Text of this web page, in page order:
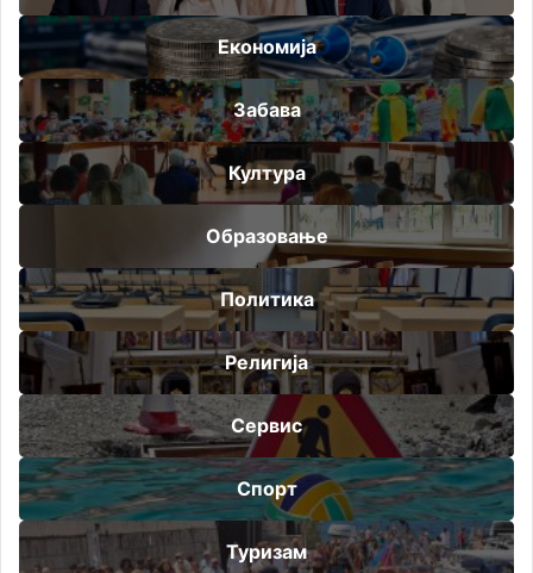
Економија
Забава
Култура
Образовање
Политика
Религија
Сервис
Спорт
Туризам